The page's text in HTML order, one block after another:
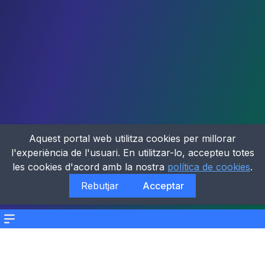
Menu
Aquest portal web utilitza cookies per millorar
l'experiència de l'usuari. En utilitzar-lo, accepteu totes
les cookies d'acord amb la nostra política de cookies.
Rebutjar
Acceptar